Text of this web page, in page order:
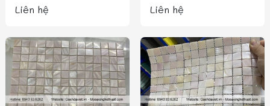
Liên hệ Liên hệ